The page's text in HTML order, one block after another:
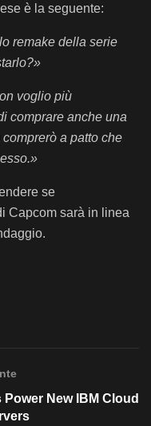
è la seguente:
remake della serie
voglio più
comprare anche una
comprerò a patto che
se
Capcom sarà in linea
New IBM Cloud